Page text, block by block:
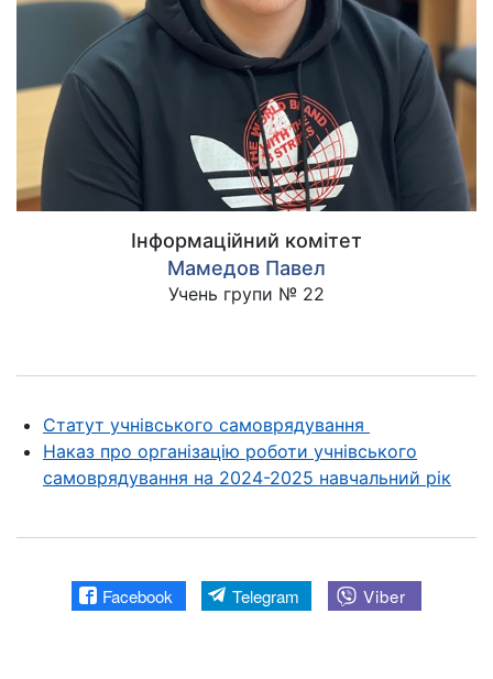
Інформаційний комітет
Мамедов Павел
Учень групи № 22
Статут учнівського самоврядування
Наказ про організацію роботи учнівського
самоврядування на 2024-2025 навчальний рік
Facebook Telegram Viber